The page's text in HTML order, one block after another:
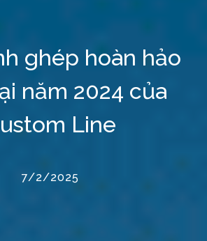
ghép hoàn hảo
năm 2024 của
Line
7/2/2025